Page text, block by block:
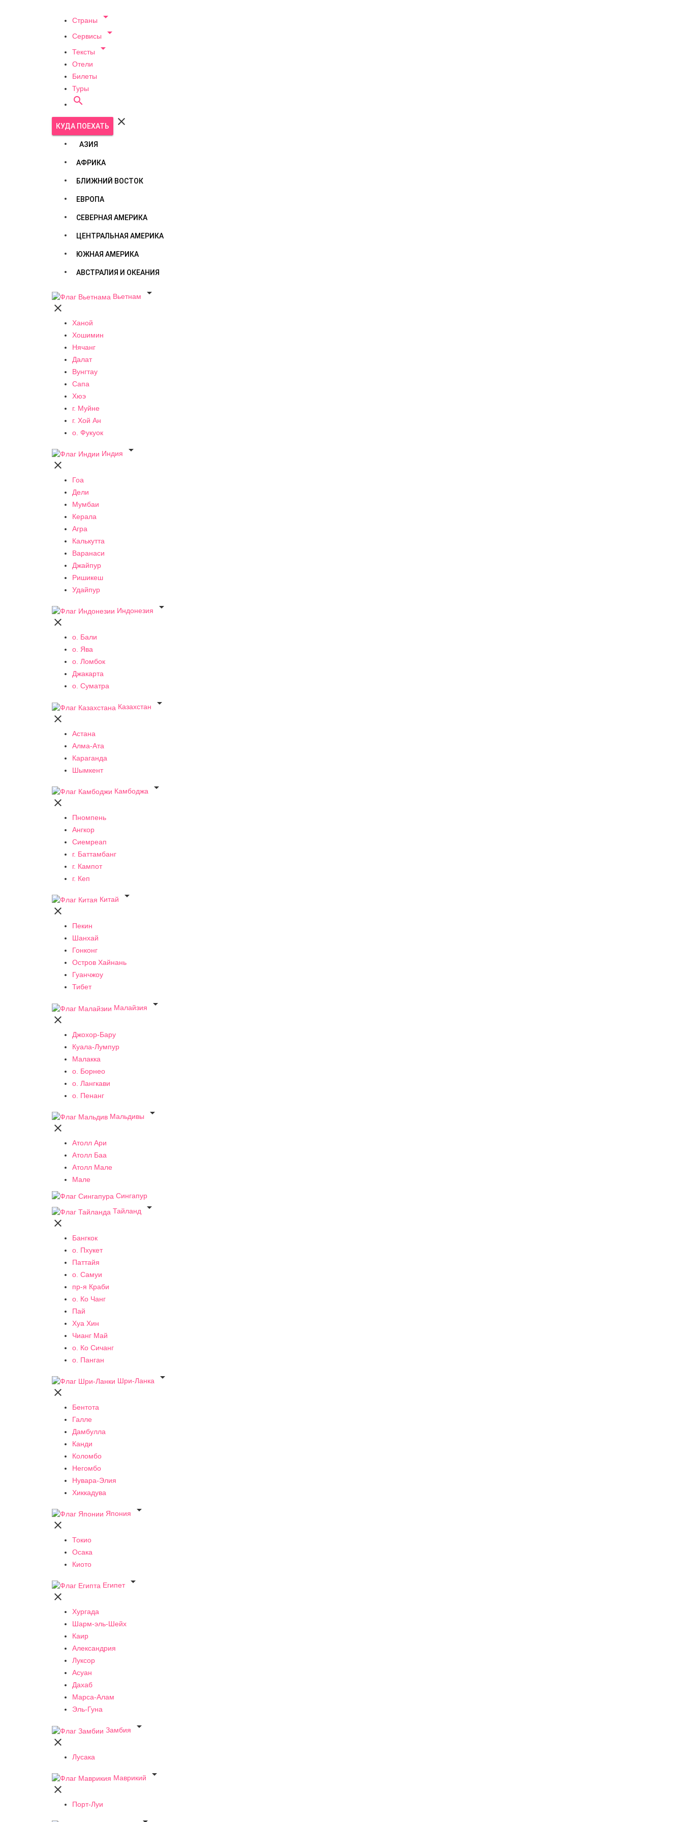
Страны 
Сервисы 
Тексты 
Отели
Билеты
Туры

КУДА ПОЕХАТЬ 
АЗИЯ
АФРИКА
БЛИЖНИЙ ВОСТОК
ЕВРОПА
СЕВЕРНАЯ АМЕРИКА
ЦЕНТРАЛЬНАЯ АМЕРИКА
ЮЖНАЯ АМЕРИКА
АВСТРАЛИЯ И ОКЕАНИЯ
Вьетнам


Ханой
Хошимин
Нячанг
Далат
Вунгтау
Сапа
Хюэ
г. Муйне
г. Хой Ан
о. Фукуок
Индия


Гоа
Дели
Мумбаи
Керала
Агра
Калькутта
Варанаси
Джайпур
Ришикеш
Удайпур
Индонезия


о. Бали
о. Ява
о. Ломбок
Джакарта
о. Суматра
Казахстан


Астана
Алма-Ата
Караганда
Шымкент
Камбоджа


Пномпень
Ангкор
Сиемреап
г. Баттамбанг
г. Кампот
г. Кеп
Китай


Пекин
Шанхай
Гонконг
Остров Хайнань
Гуанчжоу
Тибет
Малайзия


Джохор-Бару
Куала-Лумпур
Малакка
о. Борнео
о. Лангкави
о. Пенанг
Мальдивы


Атолл Ари
Атолл Баа
Атолл Мале
Мале
Сингапур
Тайланд


Бангкок
о. Пхукет
Паттайя
о. Самуи
пр-я Краби
о. Ко Чанг
Пай
Хуа Хин
Чианг Май
о. Ко Сичанг
о. Панган
Шри-Ланка


Бентота
Галле
Дамбулла
Канди
Коломбо
Негомбо
Нувара-Элия
Хиккадува
Япония


Токио
Осака
Киото
Египет


Хургада
Шарм-эль-Шейх
Каир
Александрия
Луксор
Асуан
Дахаб
Марса-Алам
Эль-Гуна
Замбия


Лусака
Маврикий


Порт-Луи